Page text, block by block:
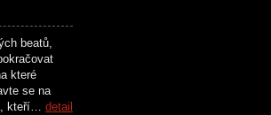
beatů,
které
se na
kteří… detail